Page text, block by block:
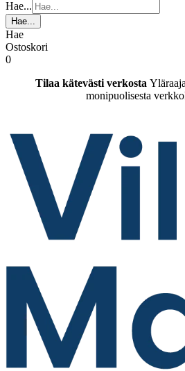
Hae...
Hae...
Hae
Ostoskori
0
Tilaa kätevästi verkosta
monipuolisesta